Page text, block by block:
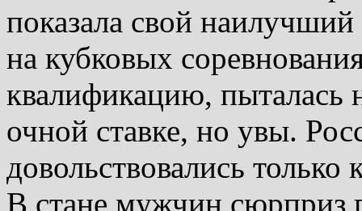
показала свой наилучший
на кубковых
квалификацию, пыталась
очной ставке, но увы.
довольствовались
В стане мужчин сюрприз